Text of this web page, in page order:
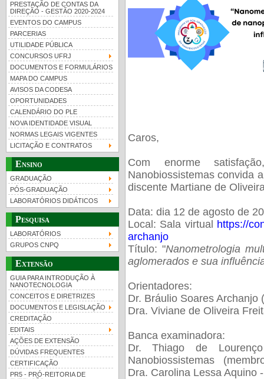
PRESTAÇÃO DE CONTAS DA
DIREÇÃO - GESTÃO 2020-2024
EVENTOS DO CAMPUS
PARCERIAS
UTILIDADE PÚBLICA
CONCURSOS UFRJ
DOCUMENTOS E FORMULÁRIOS
MAPA DO CAMPUS
AVISOS DA CODESA
OPORTUNIDADES
CALENDÁRIO DO PLE
NOVA IDENTIDADE VISUAL
NORMAS LEGAIS VIGENTES
LICITAÇÃO E CONTRATOS
Ensino
GRADUAÇÃO
PÓS-GRADUAÇÃO
LABORATÓRIOS DIDÁTICOS
Pesquisa
LABORATÓRIOS
GRUPOS CNPQ
Extensão
GUIA PARA INTRODUÇÃO À
NANOTECNOLOGIA
CONCEITOS E DIRETRIZES
DOCUMENTOS E LEGISLAÇÃO
CREDITAÇÃO
EDITAIS
AÇÕES DE EXTENSÃO
DÚVIDAS FREQUENTES
CERTIFICAÇÃO
PR5 - PRÓ-REITORIA DE
Caros,
Com enorme
Nanobiossistemas convida
discente Martiane de
Data: dia 12 de agosto de
Local: Sala virtual https://
archanjo
Título: "Nanometrologia
aglomerados e sua
Orientadores:
Dr. Bráulio Soares Archanjo
Dra. Viviane de Oliveira
Banca examinadora:
Dr.Thiago de
Nanobiossistemas
Dra. Carolina Lessa
UFRJ 100 anos